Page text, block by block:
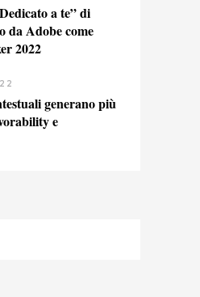
a te” di
da Adobe come
2022
generano più
e